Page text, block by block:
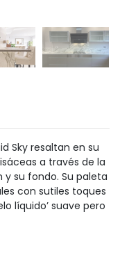
Sky resaltan en su
a través de la
su fondo. Su paleta
con sutiles toques
líquido’ suave pero